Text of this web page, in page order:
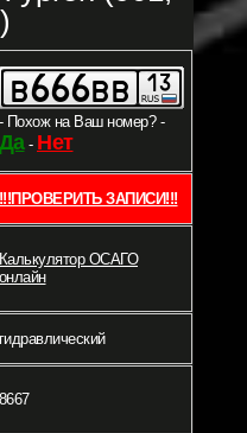
- Похож на Ваш номер? -
Да- Нет
!!!ПРОВЕРИТЬ ЗАПИСИ!!!
Калькулятор ОСАГО
онлайн
гидравлический
8667